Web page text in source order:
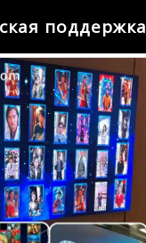
поддержка